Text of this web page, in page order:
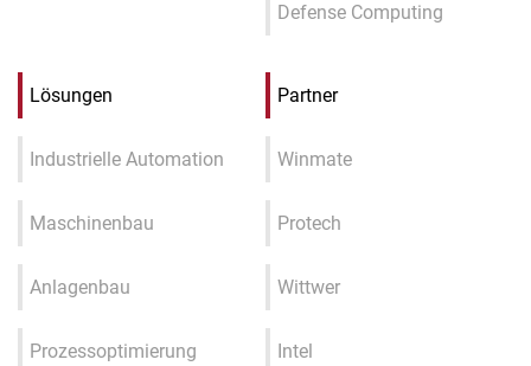
Defense Computing
Lösungen
Industrielle Automation
Maschinenbau
Anlagenbau
Prozessoptimierung
Partner
Winmate
Protech
Wittwer
Intel